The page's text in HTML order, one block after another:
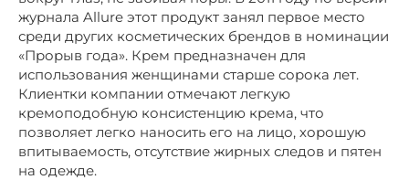
журнала Allure этот продукт занял первое место
среди других косметических брендов в номинации
«Прорыв года». Крем предназначен для
использования женщинами старше сорока лет.
Клиентки компании отмечают легкую
кремоподобную консистенцию крема, что
позволяет легко наносить его на лицо, хорошую
впитываемость, отсутствие жирных следов и пятен
на одежде.